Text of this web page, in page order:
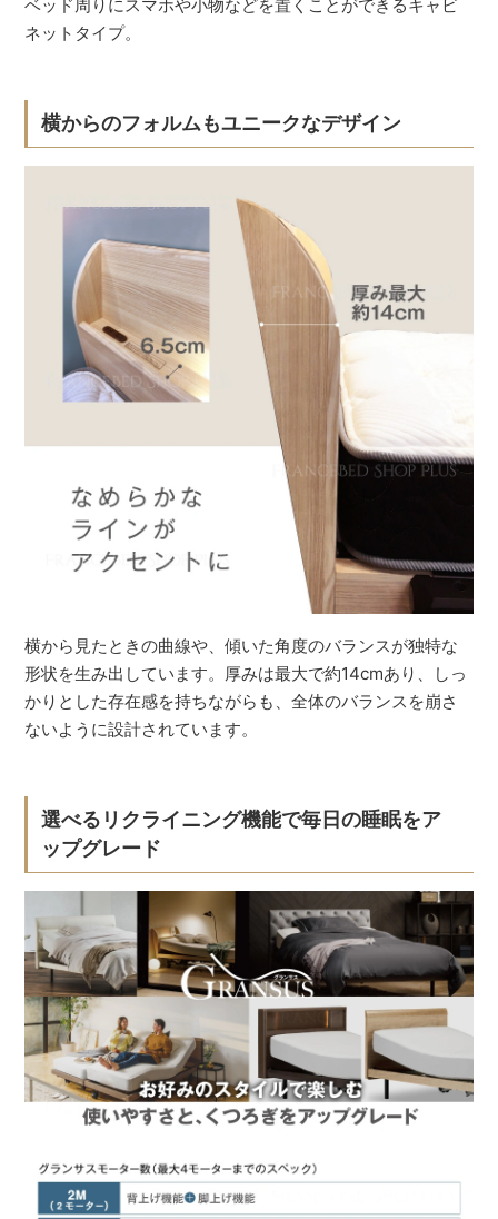
ベッド周りにスマホや小物などを置くことができるキャビ
ネットタイプ。
横からのフォルムもユニークなデザイン
横から見たときの曲線や、傾いた角度のバランスが独特な
形状を生み出しています。厚みは最大で約14cmあり、しっ
かりとした存在感を持ちながらも、全体のバランスを崩さ
ないように設計されています。
選べるリクライニング機能で毎日の睡眠をア
ップグレード